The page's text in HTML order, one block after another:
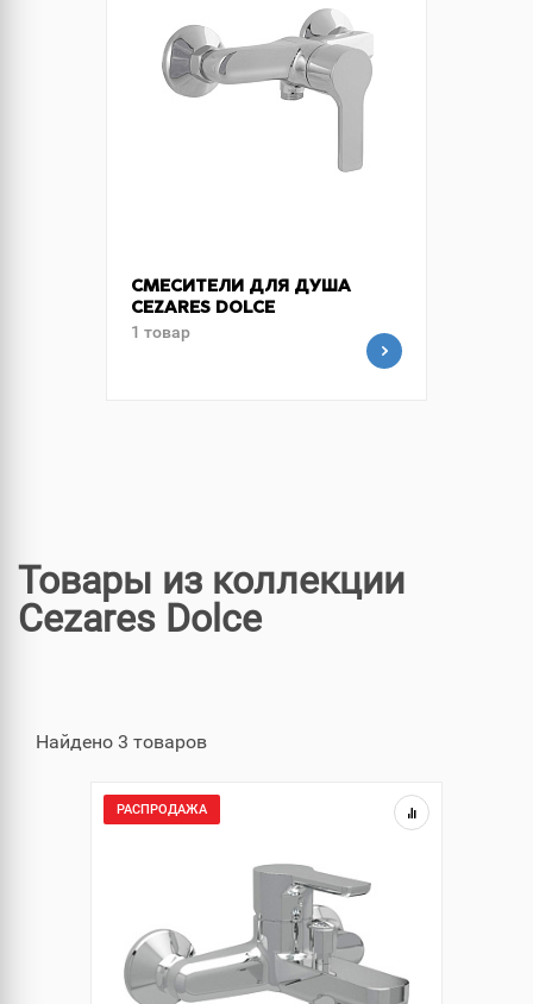
СМЕСИТЕЛИ ДЛЯ ДУША
CEZARES DOLCE
1 товар
Товары из коллекции
Cezares Dolce
Найдено 3 товаров
РАСПРОДАЖА